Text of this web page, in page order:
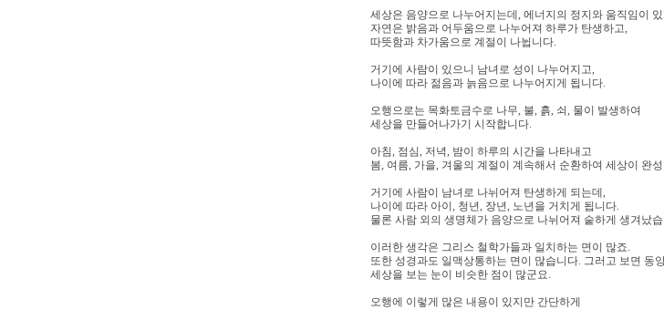
세상은 음양으로 나누어지는데, 에너지의 정지와 움직임이
자연은 밝음과 어두움으로 나누어져 하루가 탄생하고,
따뜻함과 차가움으로 계절이 나뉩니다.
거기에 사람이 있으니 남녀로 성이 나누어지고,
나이에 따라 젊음과 늙음으로 나누어지게 됩니다.
오행으로는 목화토금수로 나무, 불, 흙, 쇠, 물이 발생하여
세상을 만들어나가기 시작합니다.
아침, 점심, 저녁, 밤이 하루의 시간을 나타내고
봄, 여름, 가을, 겨울의 계절이 계속해서 순환하여 세상이 완
거기에 사람이 남녀로 나뉘어져 탄생하게 되는데,
나이에 따라 아이, 청년, 장년, 노년을 거치게 됩니다.
물론 사람 외의 생명체가 음양으로 나뉘어져 숱하게 생겨났
이러한 생각은 그리스 철학가들과 일치하는 면이 많죠.
또한 성경과도 일맥상통하는 면이 많습니다. 그러고 보면 동
세상을 보는 눈이 비슷한 점이 많군요.
오행에 이렇게 많은 내용이 있지만 간단하게